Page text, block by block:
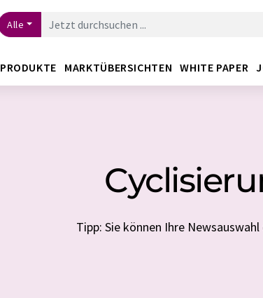
Alle
PRODUKTE MARKTÜBERSICHTEN WHITE PAPER
Tipp: Sie können Ihre Newsauswahl